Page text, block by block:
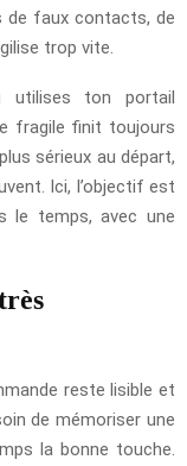
de faux contacts, de
trop vite.
utilises ton portail
fragile finit toujours
sérieux au départ,
Ici, l’objectif est
le temps, avec une
reste lisible et
de mémoriser une
la bonne touche.